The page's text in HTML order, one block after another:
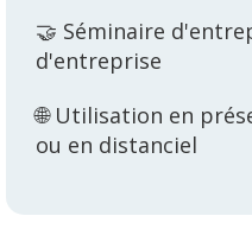
🤝 Séminaire
d'entreprise
🌐 Utilisation en
ou en distanciel